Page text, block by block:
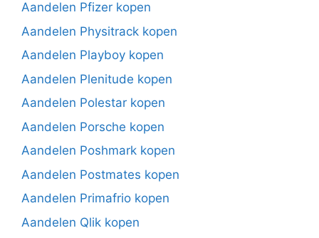
Aandelen Pfizer kopen
Aandelen Physitrack kopen
Aandelen Playboy kopen
Aandelen Plenitude kopen
Aandelen Polestar kopen
Aandelen Porsche kopen
Aandelen Poshmark kopen
Aandelen Postmates kopen
Aandelen Primafrio kopen
Aandelen Qlik kopen